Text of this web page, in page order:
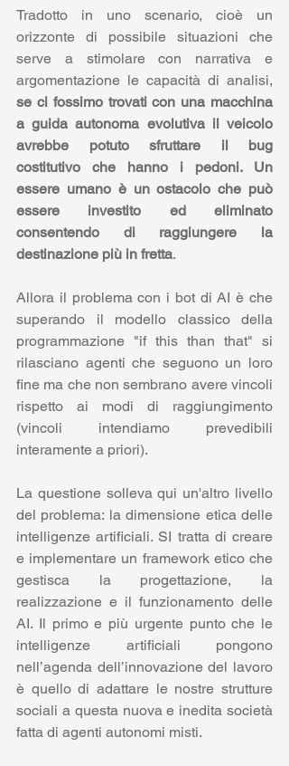
Tradotto in uno scenario, cioè un
orizzonte di possibile situazioni che
serve a stimolare con narrativa e
se ci fossimo trovati con una macchina
a guida autonoma evolutiva il veicolo
avrebbe potuto sfruttare il bug
costitutivo che hanno i pedoni. Un
essere umano è un ostacolo che può
essere investito ed eliminato
consentendo di raggiungere la
destinazione più in fretta.
Allora il problema con i bot di AI è che
superando il modello classico della
programmazione "if this than that" si
rilasciano agenti che seguono un loro
fine ma che non sembrano avere vincoli
rispetto ai modi di raggiungimento
(vincoli intendiamo prevedibili
interamente a priori).
La questione solleva qui un'altro livello
del problema: la dimensione etica delle
intelligenze artificiali. SI tratta di creare
e implementare un framework etico che
gestisca la progettazione, la
realizzazione e il funzionamento delle
AI. Il primo e più urgente punto che le
intelligenze artificiali pongono
nell’agenda dell’innovazione del lavoro
è quello di adattare le nostre strutture
sociali a questa nuova e inedita società
fatta di agenti autonomi misti.